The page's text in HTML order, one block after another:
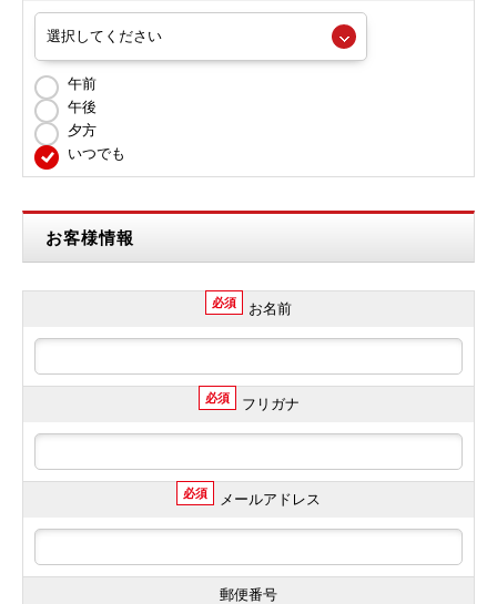
午前
午後
夕方
いつでも
お客様情報
必須 お名前
必須 フリガナ
必須 メールアドレス
郵便番号